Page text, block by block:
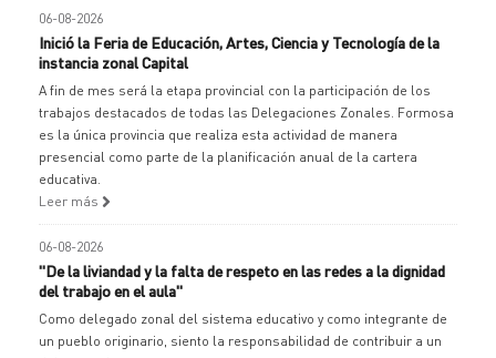
06-08-2026
Inició la Feria de Educación, Artes, Ciencia y Tecnología de la
instancia zonal Capital
A fin de mes será la etapa provincial con la participación de los
trabajos destacados de todas las Delegaciones Zonales. Formosa
es la única provincia que realiza esta actividad de manera
presencial como parte de la planificación anual de la cartera
educativa.
Leer más
06-08-2026
"De la liviandad y la falta de respeto en las redes a la dignidad
del trabajo en el aula"
Como delegado zonal del sistema educativo y como integrante de
un pueblo originario, siento la responsabilidad de contribuir a un